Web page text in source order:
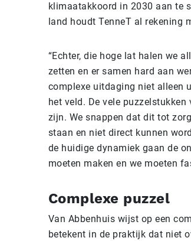
klimaatakkoord in 2030 aan te
land houdt TenneT al rekening
“Echter, die hoge lat halen we
zetten en er samen hard aan
complexe uitdaging niet alleen
het veld. De vele
zijn. We snappen dat dit tot
staan en niet direct kunnen
de huidige dynamiek gaan de
moeten maken en we moeten
Complexe puzzel
Van Abbenhuis wijst op een
betekent in de praktijk dat niet